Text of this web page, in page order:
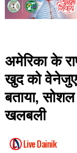
अमेरिका के
खुद को
बताया,
खलबली
Live Dainik